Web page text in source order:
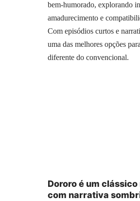
bem-humorado, explorando
amadurecimento e
Com episódios curtos e
uma das melhores opções
diferente do convencional.
Dororo é um
com narrativa